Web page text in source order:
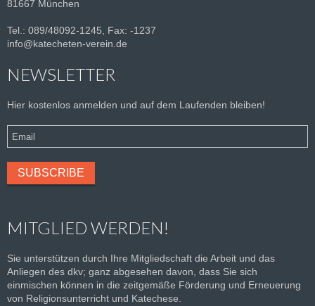
81667 München
Tel.: 089/48092-1245, Fax: -1237
info@katecheten-verein.de
NEWSLETTER
Hier kostenlos anmelden und auf dem Laufenden bleiben!
MITGLIED WERDEN!
Sie unterstützen durch Ihre Mitgliedschaft die Arbeit und das
Anliegen des dkv; ganz abgesehen davon, dass Sie sich
einmischen können in die zeitgemäße Förderung und Erneuerung
von Religionsunterricht und Katechese.